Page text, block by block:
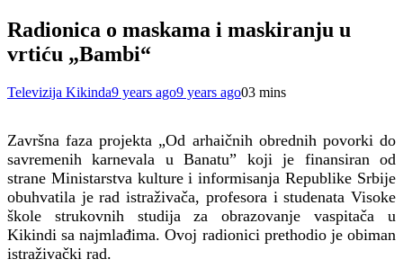
Radionica o maskama i maskiranju u
vrtiću „Bambi“
Televizija Kikinda9 years ago9 years ago03 mins
Završna faza projekta „Od arhaičnih obrednih povorki do
savremenih karnevala u Banatu” koji je finansiran od
strane Ministarstva kulture i informisanja Republike Srbije
obuhvatila je rad istraživača, profesora i studenata Visoke
škole strukovnih studija za obrazovanje vaspitača u
Kikindi sa najmlađima. Ovoj radionici prethodio je obiman
istraživački rad.